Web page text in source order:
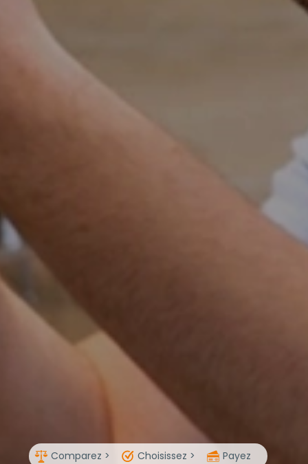
Comparez > Choisissez > Payez